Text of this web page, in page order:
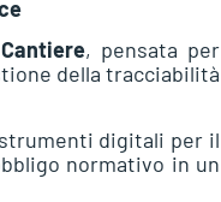
, pensata per
della tracciabilità
strumenti digitali per il
normativo in un